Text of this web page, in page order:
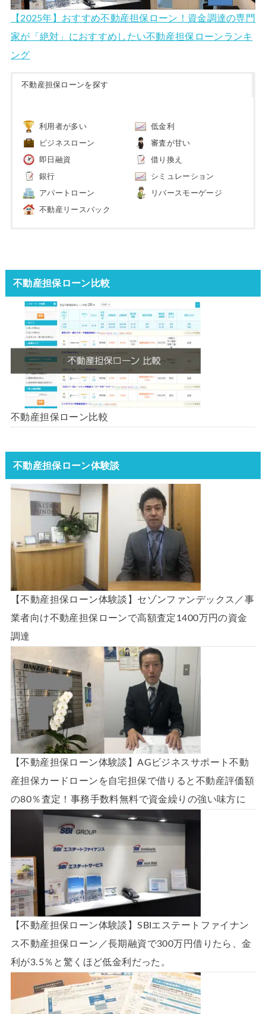
【2025年】おすすめ不動産担保ローン！資金調達の専門
家が「絶対」におすすめしたい不動産担保ローンランキ
ング
不動産担保ローンを探す
利用者が多い 低金利
ビジネスローン 審査が甘い
即日融資 借り換え
銀行 シミュレーション
アパートローン リバースモーゲージ
不動産リースバック
不動産担保ローン比較
不動産担保ローン比較
不動産担保ローン体験談
【不動産担保ローン体験談】セゾンファンデックス／事
業者向け不動産担保ローンで高額査定1400万円の資金
調達
【不動産担保ローン体験談】AGビジネスサポート不動
産担保カードローンを自宅担保で借りると不動産評価額
の80％査定！事務手数料無料で資金繰りの強い味方に
【不動産担保ローン体験談】SBIエステートファイナン
ス不動産担保ローン／長期融資で300万円借りたら、金
利が3.5％と驚くほど低金利だった。